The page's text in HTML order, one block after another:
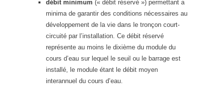
débit minimum (« débit réservé ») permettant a
minima de garantir des conditions nécessaires au
développement de la vie dans le tronçon court-
circuité par l’installation. Ce débit réservé
représente au moins le dixième du module du
cours d’eau sur lequel le seuil ou le barrage est
installé, le module étant le débit moyen
interannuel du cours d’eau.